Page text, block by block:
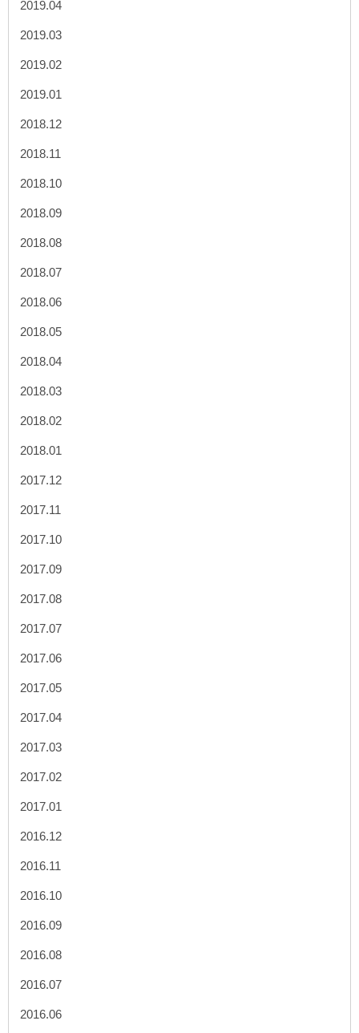
2019.04
2019.03
2019.02
2019.01
2018.12
2018.11
2018.10
2018.09
2018.08
2018.07
2018.06
2018.05
2018.04
2018.03
2018.02
2018.01
2017.12
2017.11
2017.10
2017.09
2017.08
2017.07
2017.06
2017.05
2017.04
2017.03
2017.02
2017.01
2016.12
2016.11
2016.10
2016.09
2016.08
2016.07
2016.06